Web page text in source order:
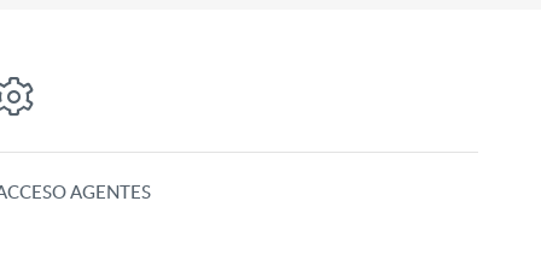
AGENTES